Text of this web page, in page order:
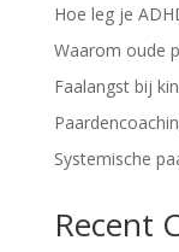
Hoe leg je
Waarom oude
Faalangst bij
Systemische
Recent